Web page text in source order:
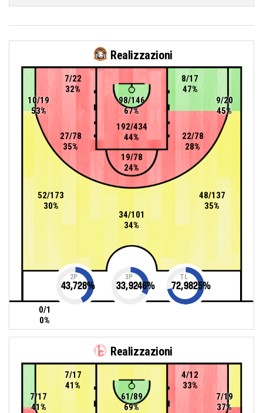
Realizzazioni
19/78
24%
27/78
35%
7/22
32%
22/78
28%
8/17
47%
192/434
44%
98/146
67%
0/1
0%
34/101
34%
52/173
30%
10/19
53%
48/137
35%
9/20
45%
2P
43,728%
3P
33,9246%
TL
72,9825%
Realizzazioni
7/17
41%
4/12
33%
61/89
69%
7/17
41%
7/19
37%